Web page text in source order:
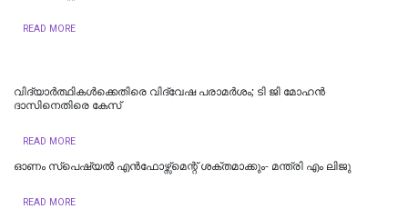
READ MORE
വിദ്യാര്‍ത്ഥികള്‍ക്കെതിരെ വിദ്വേഷ പരാമര്‍ശം; ടി ജി മോഹന്‍
ദാസിനെതിരെ കേസ്
READ MORE
ഓണം സ്‌പെഷ്യൽ എൻഫോഴ്സ്മെന്റ് ശക്തമാക്കും- മന്ത്രി എം ലിജു
READ MORE